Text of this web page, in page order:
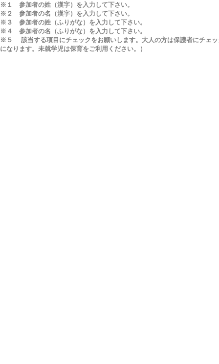
※１ 参加者の姓（漢字）を入力して下さい。
※２ 参加者の名（漢字）を入力して下さい。
※３ 参加者の姓（ふりがな）を入力して下さい。
※４ 参加者の名（ふりがな）を入力して下さい。
※５ 該当する項目にチェックをお願いします。大人の方は保護者にチェ
になります。未就学児は保育をご利用ください。）